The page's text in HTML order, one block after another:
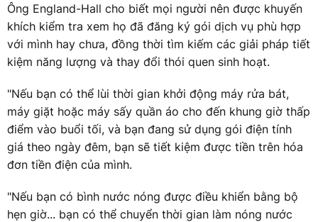
Ông England-Hall cho biết mọi người nên được khuyến
khích kiểm tra xem họ đã đăng ký gói dịch vụ phù hợp
với mình hay chưa, đồng thời tìm kiếm các giải pháp tiết
kiệm năng lượng và thay đổi thói quen sinh hoạt.
"Nếu bạn có thể lùi thời gian khởi động máy rửa bát,
máy giặt hoặc máy sấy quần áo cho đến khung giờ thấp
điểm vào buổi tối, và bạn đang sử dụng gói điện tính
giá theo ngày đêm, bạn sẽ tiết kiệm được tiền trên hóa
đơn tiền điện của mình.
"Nếu bạn có bình nước nóng được điều khiển bằng bộ
hẹn giờ... bạn có thể chuyển thời gian làm nóng nước